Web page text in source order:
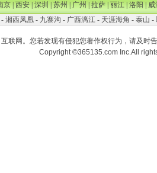
京|西安|深圳|苏州|广州|拉萨|丽江|洛阳|威
- 湘西凤凰- 九寨沟 - 广西漓江- 天涯海角 - 泰山 -
联网。您若发现有侵犯您著作权行为，请及时
Copyright ©365135.com Inc.All